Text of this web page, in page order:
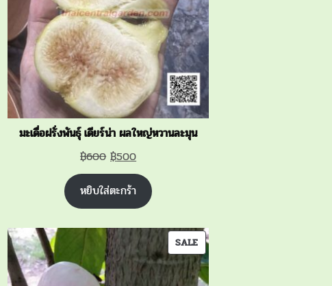
มะเดื่อฝรั่งพันธุ์ เดียร์น่า ผลใหญ่หวานละมุน
฿600 Original
price
was:
฿600.
฿500Current
price
is:
฿500.
หยิบใส่ตะกร้า
SALEPRODUCT
ON
SALE